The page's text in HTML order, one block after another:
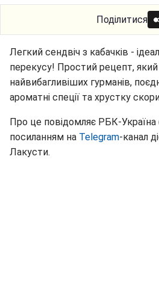
Поділитися
Легкий сендвіч з кабачків -
перекусу! Простий рецепт, який
найвибагливіших гурманів,
ароматні спеції та хрустку
Про це повідомляє РБК-Україна
посиланням на Telegram-канал
Лакусти.